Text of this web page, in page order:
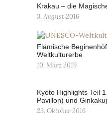
Krakau – die
3. August 2016
Flämische
Weltkulturerbe
10. März 2019
Kyoto Highlights Teil
Pavillon) und
23. Oktober 2016